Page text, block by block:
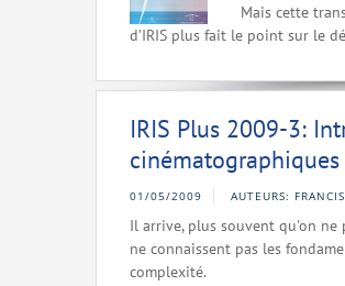
Mais cette
d’IRIS plus fait le point sur le
IRIS Plus 2009-3:
01/05/2009 AUTEURS:
Il arrive, plus souvent qu'on ne
ne connaissent pas les
complexité.